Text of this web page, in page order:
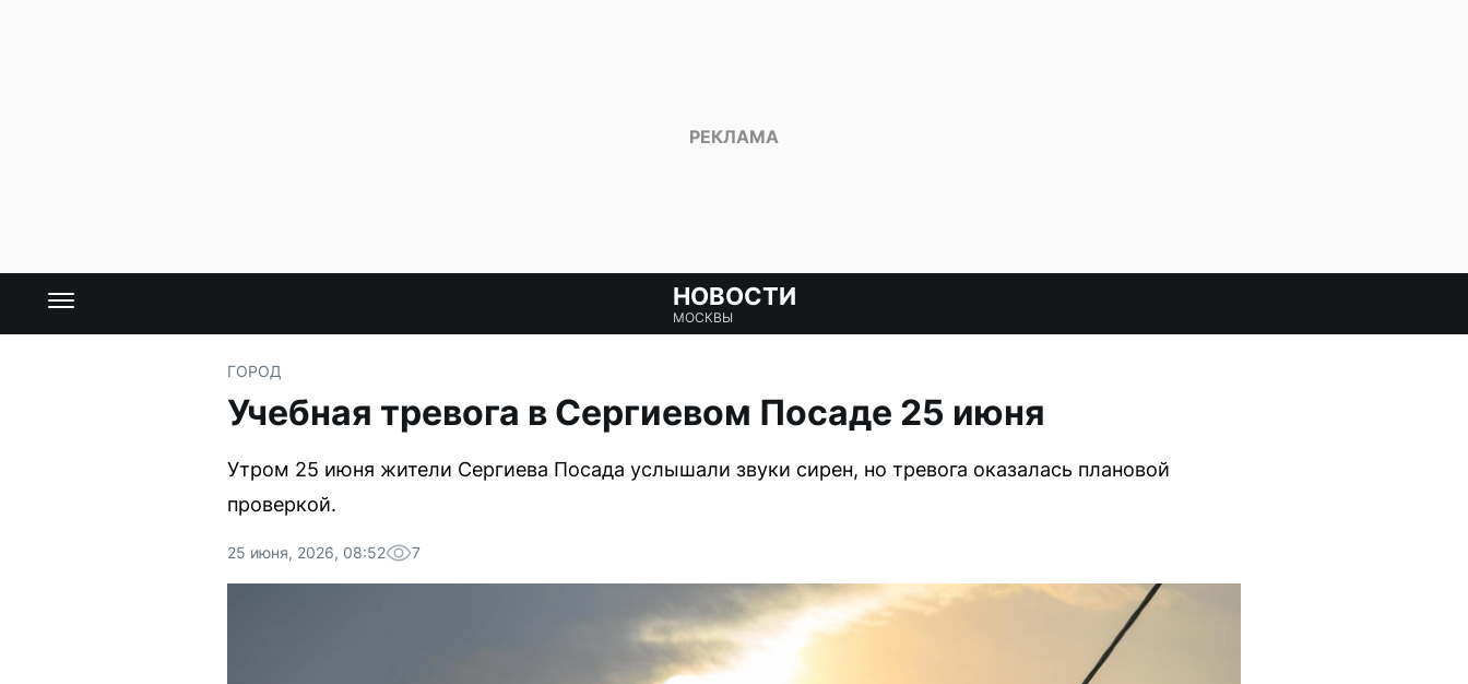
НОВОСТИ
МОСКВЫ
ГОРОД
Учебная тревога в Сергиевом Посаде 25 июня
Утром 25 июня жители Сергиева Посада услышали звуки сирен, но тревога оказалась плановой
проверкой.
25 июня, 2026, 08:52 7